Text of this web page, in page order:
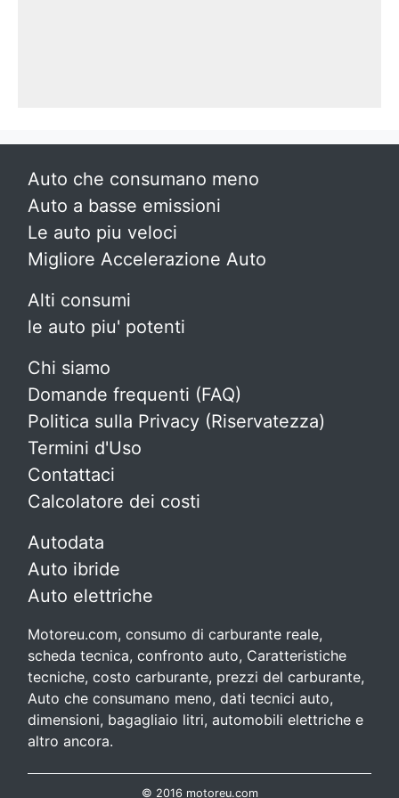
Auto che consumano meno
Auto a basse emissioni
Le auto piu veloci
Migliore Accelerazione Auto
Alti consumi
le auto piu' potenti
Chi siamo
Domande frequenti (FAQ)
Politica sulla Privacy (Riservatezza)
Termini d'Uso
Contattaci
Calcolatore dei costi
Autodata
Auto ibride
Auto elettriche
Motoreu.com, consumo di carburante reale,
scheda tecnica, confronto auto, Caratteristiche
tecniche, costo carburante, prezzi del carburante,
Auto che consumano meno, dati tecnici auto,
dimensioni, bagagliaio litri, automobili elettriche e
altro ancora.
© 2016 motoreu.com